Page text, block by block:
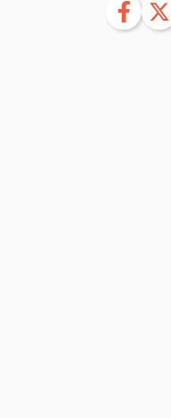
facebook twitter